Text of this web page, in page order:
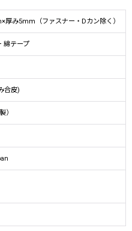
み5mm（ファスナー・Dカン除く）
綿テープ
合皮)
）